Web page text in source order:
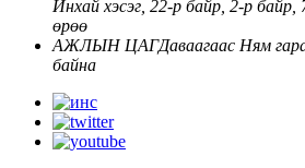
Инхай хэсэг, 22-р байр, 2-р
өрөө
АЖЛЫН ЦАГДаваагаас Ням
байна